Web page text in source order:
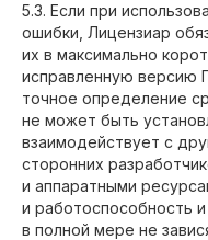
5.3. Если при
ошибки, Лицензиар
их в максимально
исправленную версию
точное определение
не может быть
взаимодействует с
сторонних
и аппаратными
и работоспособность
в полной мере не
Электронная
Написать
Информация,
носит
и не является
определяемой
ГК РФ.